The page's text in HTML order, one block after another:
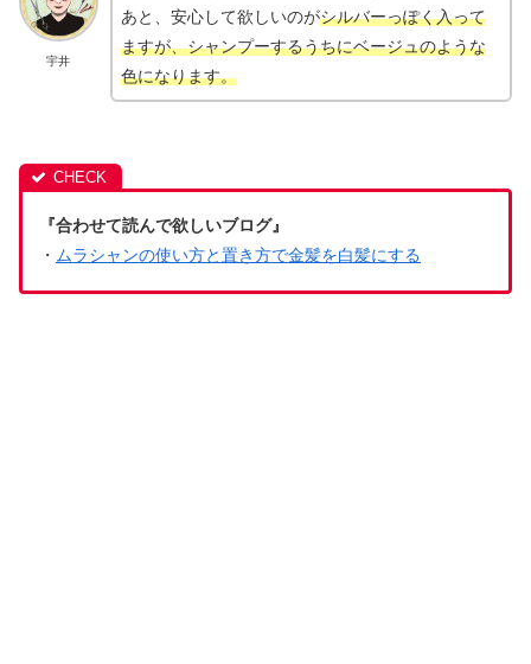
宇井
あと、安心して欲しいのがシルバーっぽく入って
ますが、シャンプーするうちにベージュのような
色になります。
『合わせて読んで欲しいブログ』
・ ムラシャンの使い方と置き方で金髪を白髪にする